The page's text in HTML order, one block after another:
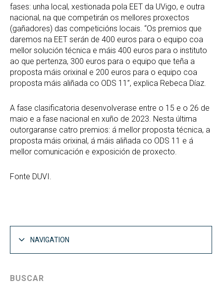
fases: unha local, xestionada pola EET da UVigo, e outra
nacional, na que competirán os mellores proxectos
(gañadores) das competicións locais. “Os premios que
daremos na EET serán de 400 euros para o equipo coa
mellor solución técnica e máis 400 euros para o instituto
ao que pertenza, 300 euros para o equipo que teña a
proposta máis orixinal e 200 euros para o equipo coa
proposta máis aliñada co ODS 11”, explica Rebeca Díaz.
A fase clasificatoria desenvolverase entre o 15 e o 26 de
maio e a fase nacional en xuño de 2023. Nesta última
outorgaranse catro premios: á mellor proposta técnica, a
proposta máis orixinal, á máis aliñada co ODS 11 e á
mellor comunicación e exposición de proxecto.
Fonte DUVI.
NAVIGATION
BUSCAR